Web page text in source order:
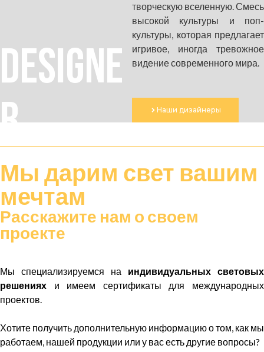
DESIGNE
R
творческую вселенную. Смесь
высокой культуры и поп-
культуры, которая предлагает
игривое, иногда тревожное
видение современного мира.
Наши дизайнеры
Мы дарим свет вашим
мечтам
Расскажите нам о своем
проекте
Мы специализируемся на индивидуальных световых
решениях и имеем сертификаты для международных
проектов.
Хотите получить дополнительную информацию о том, как мы
работаем, нашей продукции или у вас есть другие вопросы?